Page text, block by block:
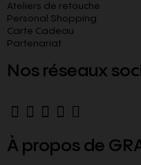
Ateliers de retouche
Personal Shopping
Carte Cadeau
Partenariat
Nos réseaux
À propos de